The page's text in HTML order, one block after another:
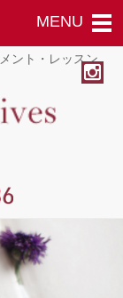
ント・レッスン